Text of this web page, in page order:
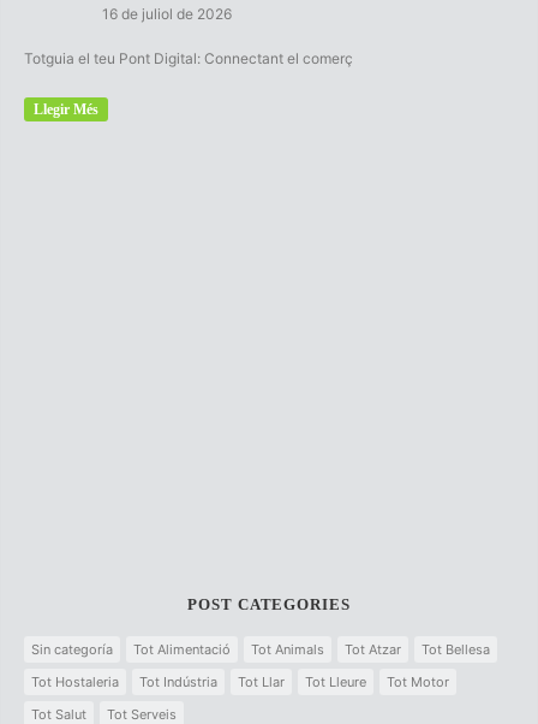
16 de juliol de 2026
Totguia el teu Pont Digital: Connectant el comerç
Llegir Més
POST CATEGORIES
Sin categoría Tot Alimentació Tot Animals Tot Atzar
Tot Bellesa
Tot Hostaleria
Tot Indústria Tot Llar Tot Lleure
Tot Motor
Tot Salut
Tot Serveis